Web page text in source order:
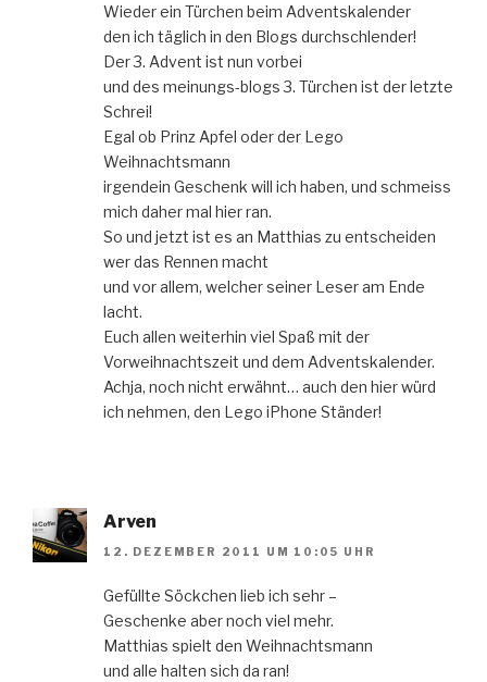
Wieder ein Türchen beim Adventskalender
den ich täglich in den Blogs durchschlender!
Der 3. Advent ist nun vorbei
und des meinungs-blogs 3. Türchen ist der letzte
Schrei!
Egal ob Prinz Apfel oder der Lego
Weihnachtsmann
irgendein Geschenk will ich haben, und schmeiss
mich daher mal hier ran.
So und jetzt ist es an Matthias zu entscheiden
wer das Rennen macht
und vor allem, welcher seiner Leser am Ende
lacht.
Euch allen weiterhin viel Spaß mit der
Vorweihnachtszeit und dem Adventskalender.
Achja, noch nicht erwähnt… auch den hier würd
ich nehmen, den Lego iPhone Ständer!
Arven
12. DEZEMBER 2011 UM 10:05 UHR
Gefüllte Söckchen lieb ich sehr –
Geschenke aber noch viel mehr.
Matthias spielt den Weihnachtsmann
und alle halten sich da ran!